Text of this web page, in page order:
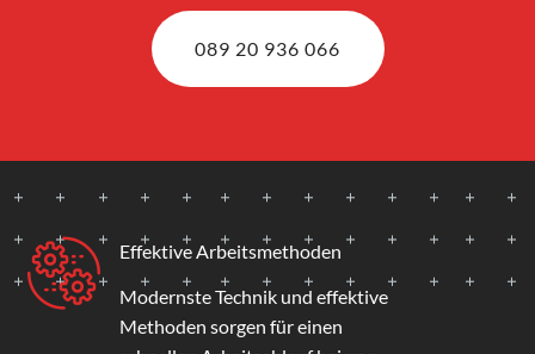
089 20 936 066
Effektive Arbeitsmethoden
Modernste Technik und effektive
Methoden sorgen für einen